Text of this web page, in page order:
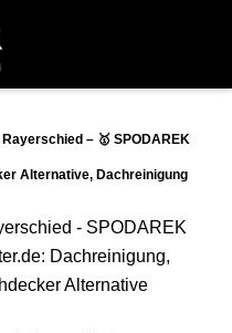
– 🥇 SPODAREK
Alternative, Dachreinigung